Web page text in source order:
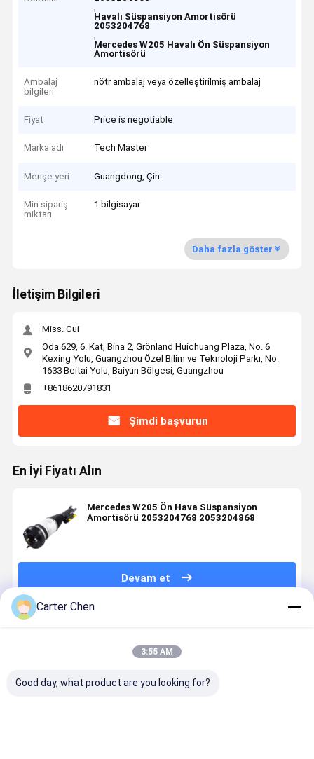
,
Havalı Süspansiyon Amortisörü
2053204768
,
Mercedes W205 Havalı Ön Süspansiyon
Amortisörü
Ambalaj
bilgileri
nötr ambalaj veya özelleştirilmiş ambalaj
Fiyat Price is negotiable
Marka adı Tech Master
Menşe yeri Guangdong, Çin
Min sipariş
miktarı
1 bilgisayar
Daha fazla göster
İletişim Bilgileri
Miss. Cui
Oda 629, 6. Kat, Bina 2, Grönland Huichuang Plaza, No. 6
Kexing Yolu, Guangzhou Özel Bilim ve Teknoloji Parkı, No.
1633 Beitai Yolu, Baiyun Bölgesi, Guangzhou
+8618620791831
Şimdi başvurun
En İyi Fiyatı Alın
Mercedes W205 Ön Hava Süspansiyon
Amortisörü 2053204768 2053204868
Devam et
Önerilen Ürünler
Carter Chen
3:55 AM
Good day, what product are you looking for?